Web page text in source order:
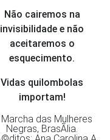
Não cairemos na
invisibilidade e não
aceitaremos o
esquecimento.
Vidas quilombolas
importam!